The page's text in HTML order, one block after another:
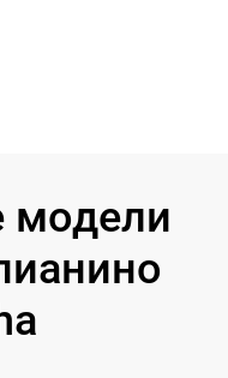
модели